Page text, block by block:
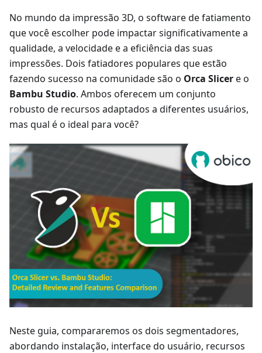
No mundo da impressão 3D, o software de fatiamento
que você escolher pode impactar significativamente a
qualidade, a velocidade e a eficiência das suas
impressões. Dois fatiadores populares que estão
fazendo sucesso na comunidade são o Orca Slicere o
Bambu Studio. Ambos oferecem um conjunto
robusto de recursos adaptados a diferentes usuários,
mas qual é o ideal para você?
Neste guia, compararemos os dois segmentadores,
abordando instalação, interface do usuário, recursos